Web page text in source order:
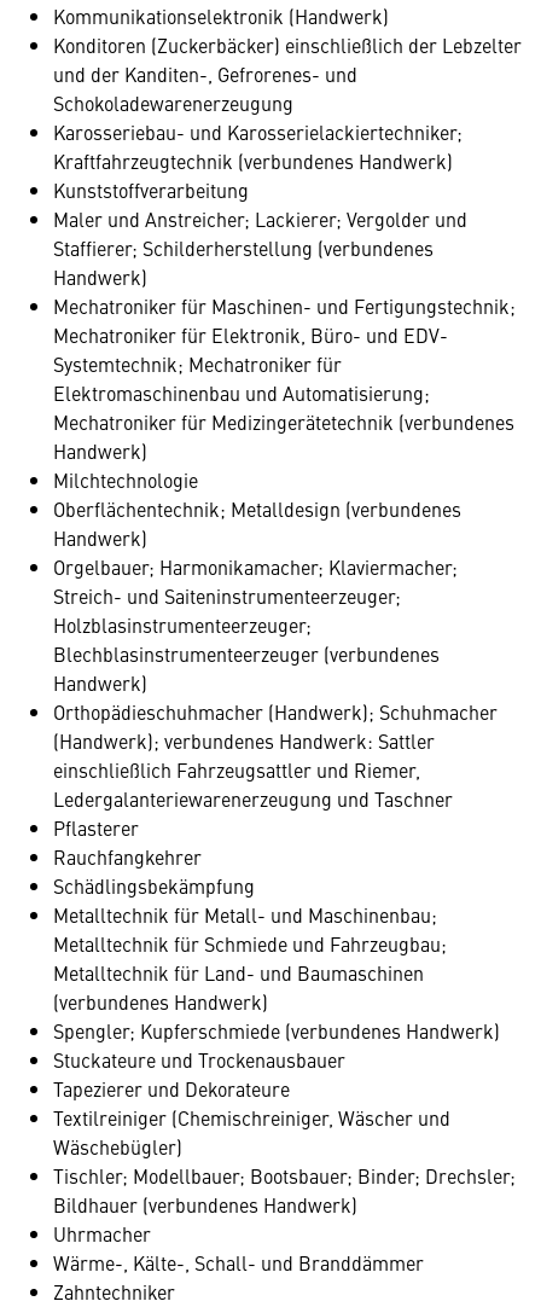
Kommunikationselektronik (Handwerk)
Konditoren (Zuckerbäcker) einschließlich der Lebzelter
und der Kanditen-, Gefrorenes- und
Schokoladewarenerzeugung
Karosseriebau- und Karosserielackiertechniker;
Kraftfahrzeugtechnik (verbundenes Handwerk)
Kunststoffverarbeitung
Maler und Anstreicher; Lackierer; Vergolder und
Staffierer; Schilderherstellung (verbundenes
Handwerk)
Mechatroniker für Maschinen- und Fertigungstechnik;
Mechatroniker für Elektronik, Büro- und EDV-
Systemtechnik; Mechatroniker für
Elektromaschinenbau und Automatisierung;
Mechatroniker für Medizingerätetechnik (verbundenes
Handwerk)
Milchtechnologie
Oberflächentechnik; Metalldesign (verbundenes
Handwerk)
Orgelbauer; Harmonikamacher; Klaviermacher;
Streich- und Saiteninstrumenteerzeuger;
Holzblasinstrumenteerzeuger;
Blechblasinstrumenteerzeuger (verbundenes
Handwerk)
Orthopädieschuhmacher (Handwerk); Schuhmacher
(Handwerk); verbundenes Handwerk: Sattler
einschließlich Fahrzeugsattler und Riemer,
Ledergalanteriewarenerzeugung und Taschner
Pflasterer
Rauchfangkehrer
Schädlingsbekämpfung
Metalltechnik für Metall- und Maschinenbau;
Metalltechnik für Schmiede und Fahrzeugbau;
Metalltechnik für Land- und Baumaschinen
(verbundenes Handwerk)
Spengler; Kupferschmiede (verbundenes Handwerk)
Stuckateure und Trockenausbauer
Tapezierer und Dekorateure
Textilreiniger (Chemischreiniger, Wäscher und
Wäschebügler)
Tischler; Modellbauer; Bootsbauer; Binder; Drechsler;
Bildhauer (verbundenes Handwerk)
Uhrmacher
Wärme-, Kälte-, Schall- und Branddämmer
Zahntechniker